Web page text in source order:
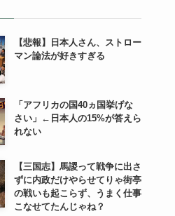
【悲報】日本人さん、ストロー
マン論法が好きすぎる
「アフリカの国40ヵ国挙げな
さい」←日本人の15%が答えら
れない
【三国志】馬謖って戦争に出さ
ずに内政だけやらせてりゃ街亭
の戦いも起こらず、うまく仕事
こなせてたんじゃね？